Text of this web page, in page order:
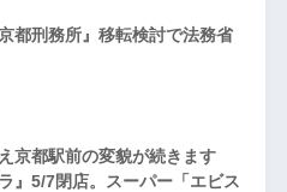
都刑務所』移転検討で法務省
京都駅前の変貌が続きます
』5/7閉店。スーパー「エビス